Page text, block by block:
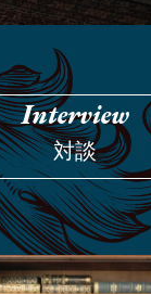
Interview
対談